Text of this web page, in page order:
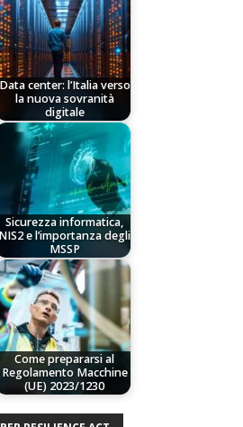
Data center: l’Italia verso
la nuova sovranità
digitale
Sicurezza informatica,
NIS2 e l’importanza degli
MSSP
Come prepararsi al
Regolamento Macchine
(UE) 2023/1230